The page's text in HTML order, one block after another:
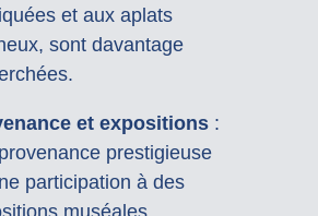
et aux aplats
sont davantage
et expositions:
prestigieuse
participation à des